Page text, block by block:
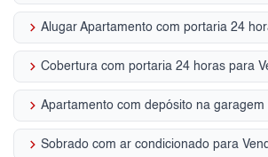
keyboard_arrow_right
keyboard_arrow_right
keyboard_arrow_right
keyboard_arrow_right